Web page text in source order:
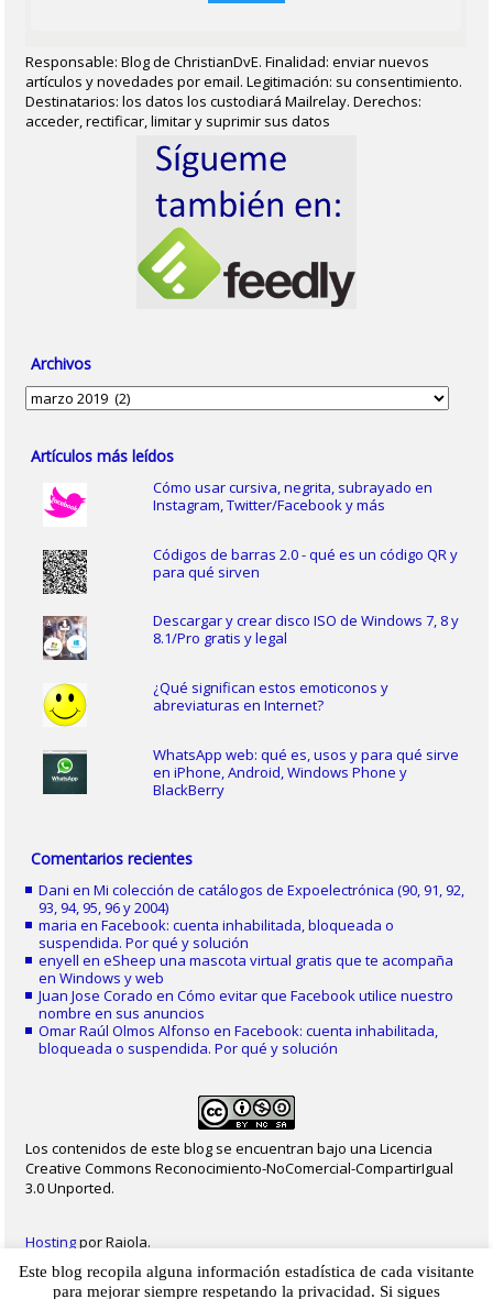
Responsable: Blog de ChristianDvE. Finalidad: enviar nuevos
artículos y novedades por email. Legitimación: su consentimiento.
Destinatarios: los datos los custodiará Mailrelay. Derechos:
acceder, rectificar, limitar y suprimir sus datos
Archivos
Archivos
Artículos más leídos
Cómo usar cursiva, negrita, subrayado en
Instagram, Twitter/Facebook y más
Códigos de barras 2.0 - qué es un código QR y
para qué sirven
Descargar y crear disco ISO de Windows 7, 8 y
8.1/Pro gratis y legal
¿Qué significan estos emoticonos y
abreviaturas en Internet?
WhatsApp web: qué es, usos y para qué sirve
en iPhone, Android, Windows Phone y
BlackBerry
Comentarios recientes
Dani enMi colección de catálogos de Expoelectrónica (90, 91, 92,
93, 94, 95, 96 y 2004)
maria enFacebook: cuenta inhabilitada, bloqueada o
suspendida. Por qué y solución
enyell eneSheep una mascota virtual gratis que te acompaña
en Windows y web
Juan Jose Corado enCómo evitar que Facebook utilice nuestro
nombre en sus anuncios
Omar Raúl Olmos Alfonso enFacebook: cuenta inhabilitada,
bloqueada o suspendida. Por qué y solución
Los contenidos de este blog se encuentran bajo una Licencia
Creative Commons Reconocimiento-NoComercial-CompartirIgual
3.0 Unported.
Hostingpor Raiola.
2023 - Christian Delgado von Eitzen|Inicio | Contacto | Mapa web|Aviso legal
Este blog recopila alguna información estadística de cada visitante
para mejorar siempre respetando la privacidad. Si sigues